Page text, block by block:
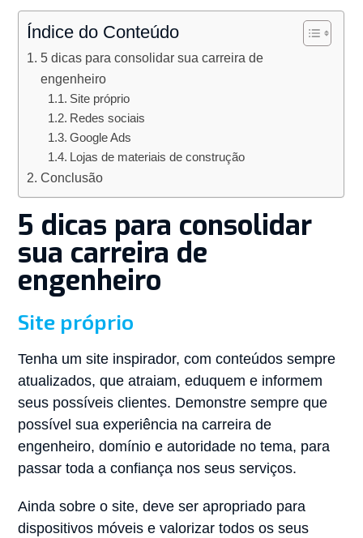
Índice do Conteúdo
5 dicas para consolidar sua carreira de
engenheiro
Site próprio
Redes sociais
Google Ads
Lojas de materiais de construção
Conclusão
5 dicas para consolidar
sua carreira de
engenheiro
Site próprio
Tenha um site inspirador, com conteúdos sempre
atualizados, que atraiam, eduquem e informem
seus possíveis clientes. Demonstre sempre que
possível sua experiência na carreira de
engenheiro, domínio e autoridade no tema, para
passar toda a confiança nos seus serviços.
Ainda sobre o site, deve ser apropriado para
dispositivos móveis e valorizar todos os seus